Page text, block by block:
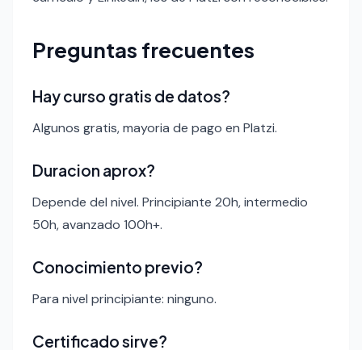
Preguntas frecuentes
Hay curso gratis de datos?
Algunos gratis, mayoria de pago en Platzi.
Duracion aprox?
Depende del nivel. Principiante 20h, intermedio
50h, avanzado 100h+.
Conocimiento previo?
Para nivel principiante: ninguno.
Certificado sirve?